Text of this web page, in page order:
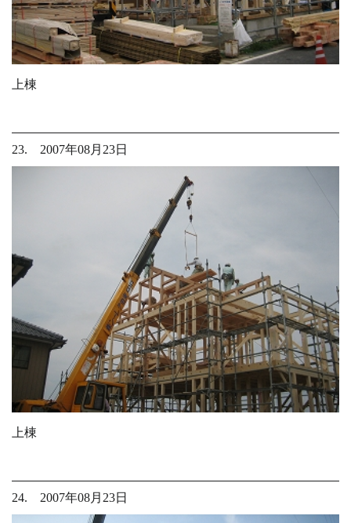
上棟
23. 2007年08月23日
上棟
24. 2007年08月23日